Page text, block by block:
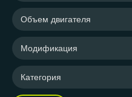
Объем двигателя
Модификация
Категория